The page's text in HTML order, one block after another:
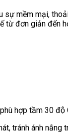
sự mềm mại,
từ đơn giản đến
hợp tầm 30 độ
tránh ánh nắng